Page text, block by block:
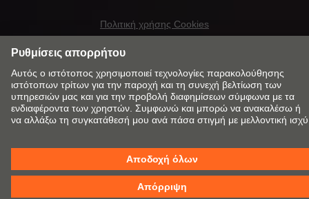
Πολιτική χρήσης Cookies
Όροι & Προϋποθέσεις